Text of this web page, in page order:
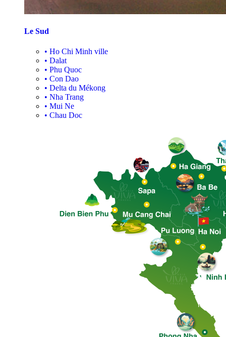
Le Sud
• Ho Chi Minh ville
• Dalat
• Phu Quoc
• Con Dao
• Delta du Mékong
• Nha Trang
• Mui Ne
• Chau Doc